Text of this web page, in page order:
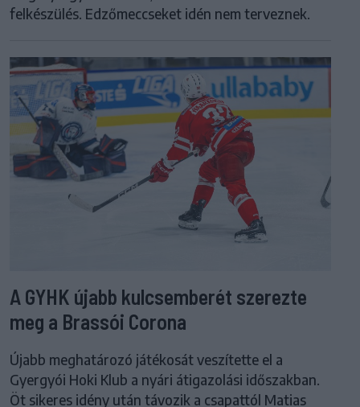
felkészülés. Edzőmeccseket idén nem terveznek.
A GYHK újabb kulcsemberét szerezte
meg a Brassói Corona
Újabb meghatározó játékosát veszítette el a
Gyergyói Hoki Klub a nyári átigazolási időszakban.
Öt sikeres idény után távozik a csapattól Matias